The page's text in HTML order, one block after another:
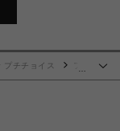
プチチョイス